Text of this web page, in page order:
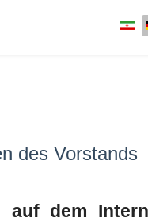
des Vorstands
auf dem